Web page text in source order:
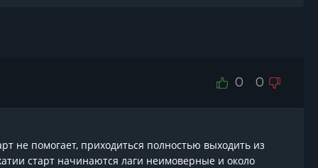
0 0
не помогает, приходиться полностью выходить из
старт начинаются лаги неимоверные и около